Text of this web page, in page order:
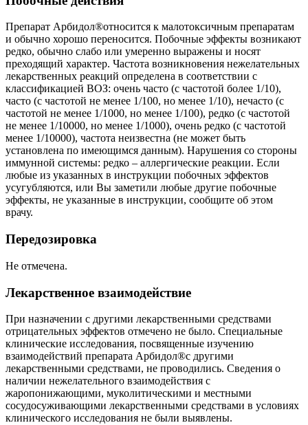
Препарат Арбидол®относится к малотоксичным препаратам
и обычно хорошо переносится. Побочные эффекты возникают
редко, обычно слабо или умеренно выражены и носят
преходящий характер. Частота возникновения нежелательных
лекарственных реакций определена в соответствии с
классификацией ВОЗ: очень часто (с частотой более 1/10),
часто (с частотой не менее 1/100, но менее 1/10), нечасто (с
частотой не менее 1/1000, но менее 1/100), редко (с частотой
не менее 1/10000, но менее 1/1000), очень редко (с частотой
менее 1/10000), частота неизвестна (не может быть
установлена по имеющимся данным). Нарушения со стороны
иммунной системы: редко – аллергические реакции. Если
любые из указанных в инструкции побочных эффектов
усугубляются, или Вы заметили любые другие побочные
эффекты, не указанные в инструкции, сообщите об этом
врачу.
Передозировка
Не отмечена.
Лекарственное взаимодействие
При назначении с другими лекарственными средствами
отрицательных эффектов отмечено не было. Специальные
клинические исследования, посвященные изучению
взаимодействий препарата Арбидол®с другими
лекарственными средствами, не проводились. Сведения о
наличии нежелательного взаимодействия с
жаропонижающими, муколитическими и местными
сосудосуживающими лекарственными средствами в условиях
клинического исследования не были выявлены.